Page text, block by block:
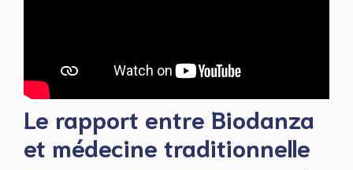
Le rapport entre Biodanza
et médecine traditionnelle